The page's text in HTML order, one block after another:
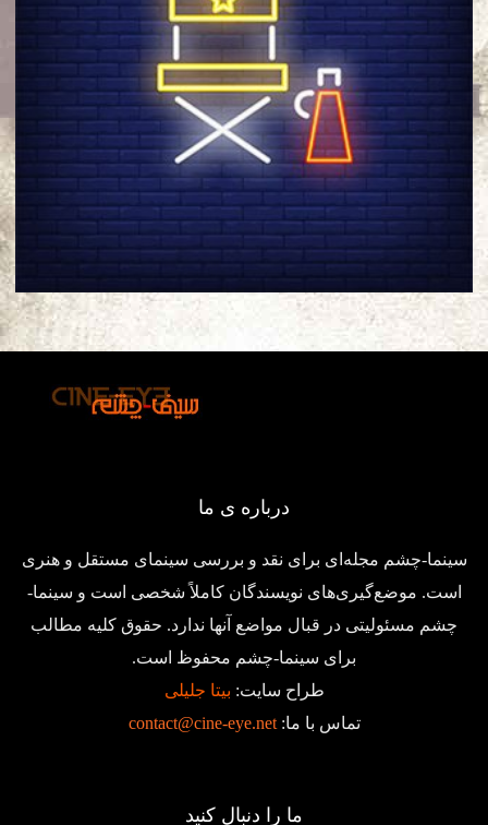
درباره ی ما
سینما-چشم مجله‌ای برای نقد و بررسی سینمای مستقل و هنری
است. موضع‌گیری‌های نویسندگان کاملاً شخصی است و سینما-
چشم مسئولیتی در قبال مواضع آنها ندارد. حقوق کلیه مطالب
برای سینما-چشم محفوظ است.
طراح سایت: بیتا جلیلی
تماس با ما:contact@cine-eye.net
ما را دنبال کنید